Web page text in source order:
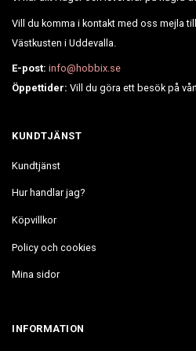
Vill du komma i kontakt med oss mejla
Västkusten i Uddevalla.
E-post: info@hobbix.se
Öppettider: Vill du göra ett besök på
KUNDTJÄNST
Kundtjänst
Hur handlar jag?
Köpvillkor
Policy och cookies
Mina sidor
INFORMATION